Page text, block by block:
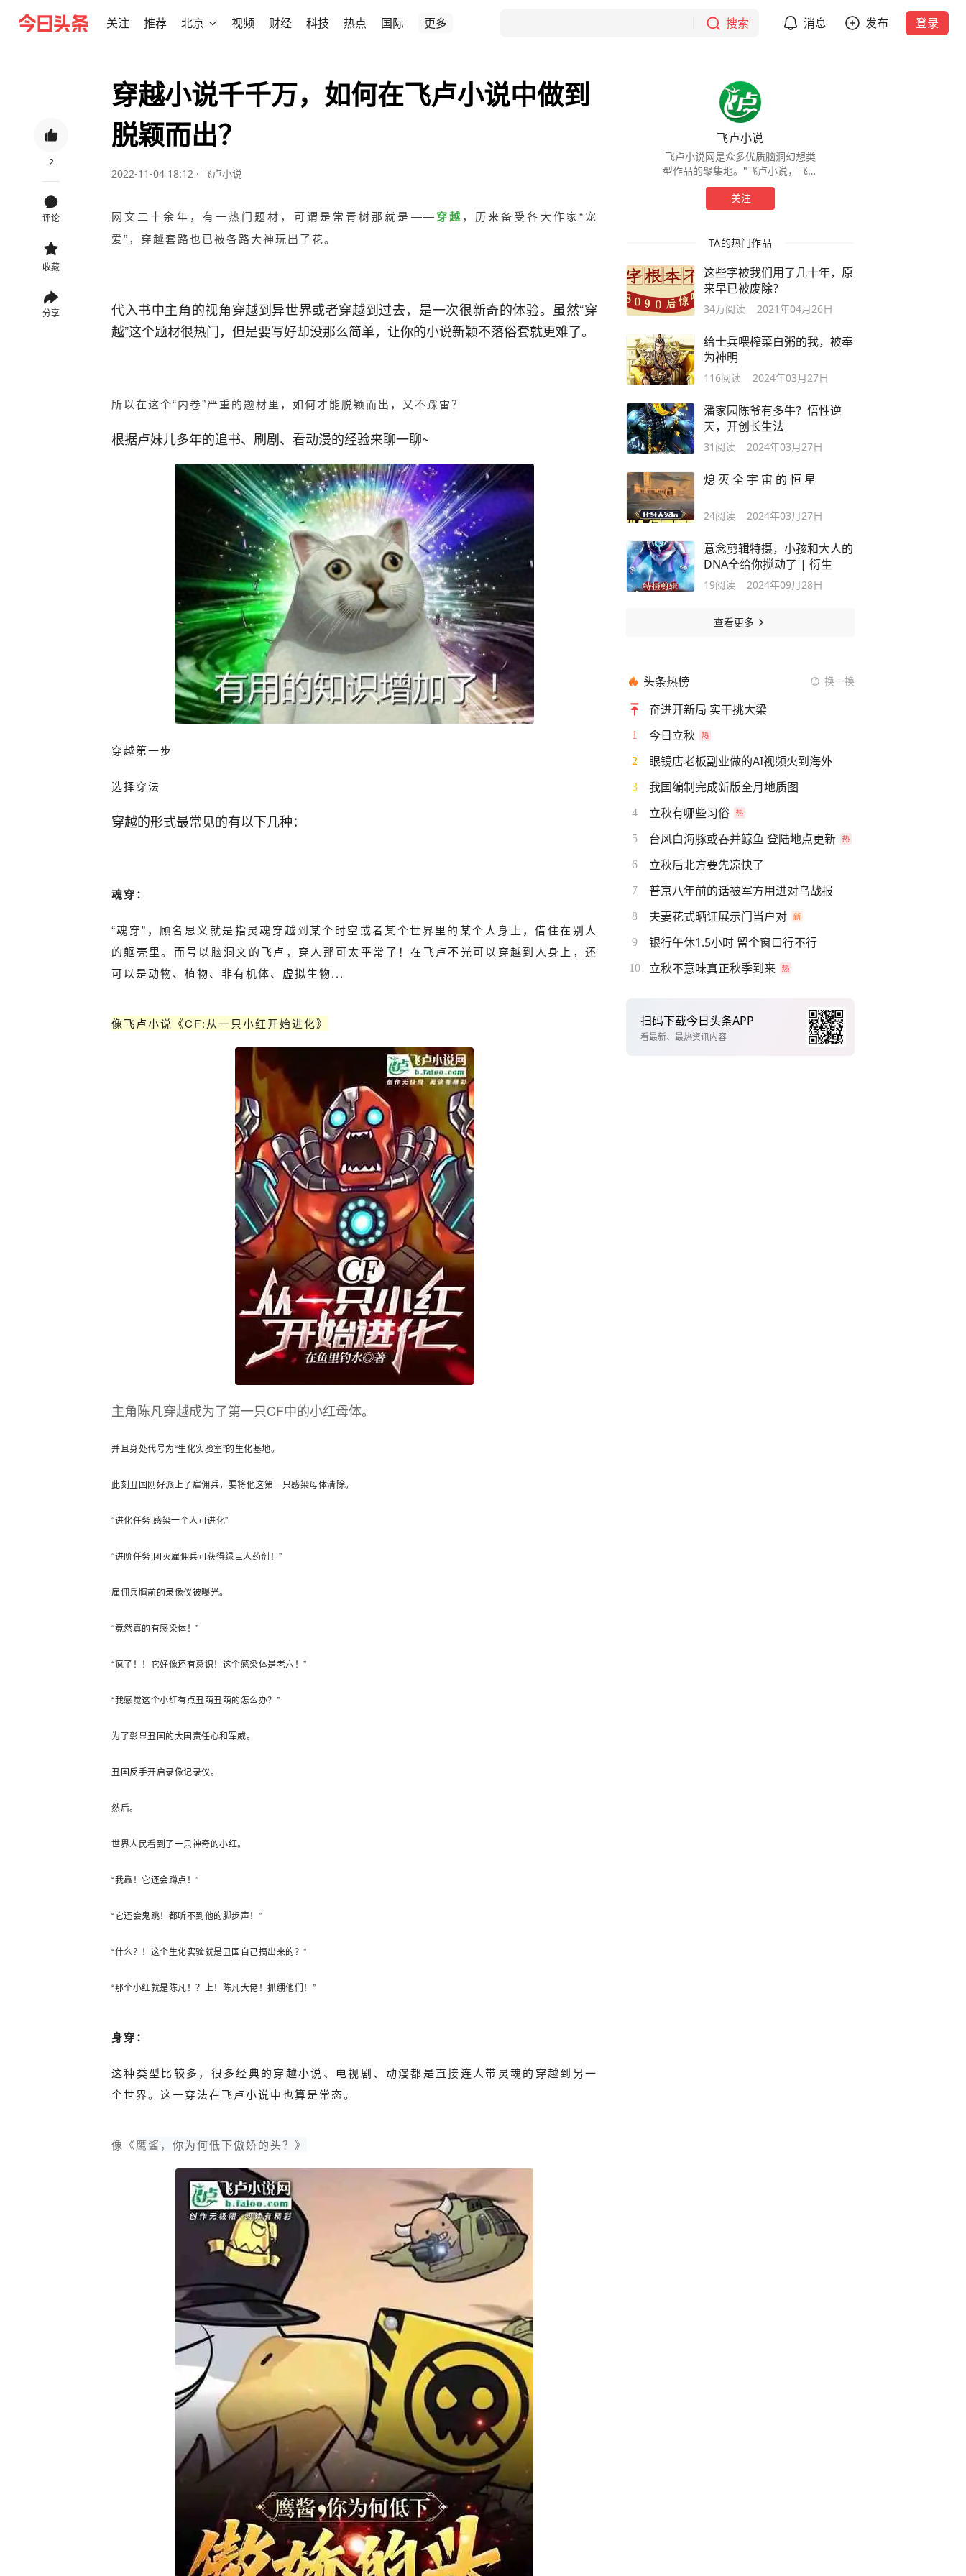
关注 推荐 北京 视频 财经 科技 热点 国际 更多 搜索 消息 发布 登录
2
评论
收藏
分享
穿越小说千千万，如何在飞卢小说中做到
脱颖而出？
2022-11-04 18:12 · 飞卢小说
网文二十余年，有一热门题材，可谓是常青树那就是——穿越，历来备受各大作家“宠
爱”，穿越套路也已被各路大神玩出了花。
代入书中主角的视角穿越到异世界或者穿越到过去，是一次很新奇的体验。虽然“穿
越”这个题材很热门，但是要写好却没那么简单，让你的小说新颖不落俗套就更难了。
所以在这个“内卷”严重的题材里，如何才能脱颖而出，又不踩雷？
根据卢妹儿多年的追书、刷剧、看动漫的经验来聊一聊~
穿越第一步
选择穿法
穿越的形式最常见的有以下几种：
魂穿：
“魂穿”，顾名思义就是指灵魂穿越到某个时空或者某个世界里的某个人身上，借住在别人
的躯壳里。而号以脑洞文的飞卢，穿人那可太平常了！在飞卢不光可以穿越到人身上，还
可以是动物、植物、非有机体、虚拟生物...
像飞卢小说《CF:从一只小红开始进化》
主角陈凡穿越成为了第一只CF中的小红母体。
并且身处代号为“生化实验室”的生化基地。
此刻丑国刚好派上了雇佣兵，要将他这第一只感染母体清除。
“进化任务:感染一个人可进化”
“进阶任务:团灭雇佣兵可获得绿巨人药剂！”
雇佣兵胸前的录像仪被曝光。
“竟然真的有感染体！”
“疯了！！它好像还有意识！这个感染体是老六！”
“我感觉这个小红有点丑萌丑萌的怎么办？”
为了彰显丑国的大国责任心和军威。
丑国反手开启录像记录仪。
然后。
世界人民看到了一只神奇的小红。
“我靠！它还会蹲点！”
“它还会鬼跳！都听不到他的脚步声！”
“什么？！这个生化实验就是丑国自己搞出来的？”
“那个小红就是陈凡！？上！陈凡大佬！抓绷他们！”
身穿：
这种类型比较多，很多经典的穿越小说、电视剧、动漫都是直接连人带灵魂的穿越到另一
个世界。这一穿法在飞卢小说中也算是常态。
像《鹰酱，你为何低下傲娇的头？》
飞卢小说
飞卢小说网是众多优质脑洞幻想类
型作品的聚集地。"飞卢小说，飞要
你好看！”
关注
TA的热门作品
这些字被我们用了几十年，原
来早已被废除？
34万阅读 2021年04月26日
给士兵喂榨菜白粥的我，被奉
为神明
116阅读 2024年03月27日
潘家园陈爷有多牛？悟性逆
天，开创长生法
31 阅读 2024年03月27日
熄 灭 全 宇 宙 的 恒 星
24阅读 2024年03月27日
意念剪辑特摄，小孩和大人的
DNA全给你搅动了 | 衍生
19阅读 2024年09月28日
查看更多
头条热榜 换一换
奋进开新局 实干挑大梁
1 今日立秋
2 眼镜店老板副业做的AI视频火到海外
3 我国编制完成新版全月地质图
4 立秋有哪些习俗
5 台风白海豚或吞并鲸鱼 登陆地点更新
6 立秋后北方要先凉快了
7 普京八年前的话被军方用进对乌战报
8 夫妻花式晒证展示门当户对
9 银行午休1.5小时 留个窗口行不行
10 立秋不意味真正秋季到来
扫码下载今日头条APP
看最新、最热资讯内容